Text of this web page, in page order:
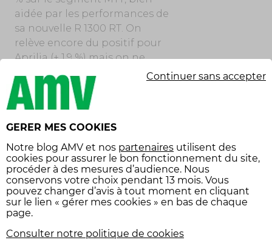
aidée par les performances de
sa nouvelle R 1300 RT. On
relève encore du positif pour
Aprilia (+ 1,9 %) mais on ne
peut que constater les
déficiences “octobriennes“ de
Triumph (- 7,2 %), Suzuki (- 19,2
%), Royal Enfield (- 34,8 %) ou
Harley-Davidson (- 27,4 %)…
DES CONSTRUCTEURS CHINOIS
QUI AVANCENT
GERER MES COOKIES
Notre blog AMV et nos partenaires utilisent des
cookies pour assurer le bon fonctionnement du site,
procéder à des mesures d’audience. Nous
conservons votre choix pendant 13 mois. Vous
pouvez changer d’avis à tout moment en cliquant
sur le lien « gérer mes cookies » en bas de chaque
page.
Consulter notre politique de cookies
Continuer sans accepter